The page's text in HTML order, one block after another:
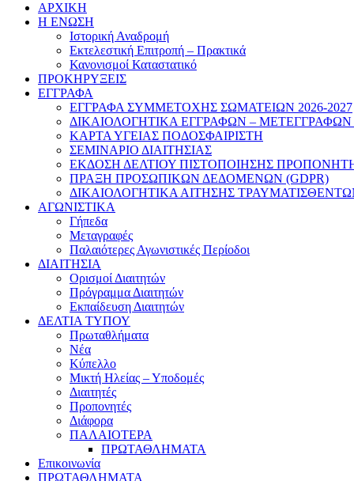
ΑΡΧΙΚΗ
Η ΕΝΩΣΗ
Ιστορική Αναδρομή
Εκτελεστική Επιτροπή – Πρακτικά
Κανονισμοί Καταστατικό
ΠΡΟΚΗΡΥΞΕΙΣ
ΕΓΓΡΑΦΑ
ΕΓΓΡΑΦΑ ΣΥΜΜΕΤΟΧΗΣ ΣΩΜΑΤΕΙΩΝ 2026-2027
ΔΙΚΑΙΟΛΟΓΗΤΙΚΑ ΕΓΓΡΑΦΩΝ –
ΚΑΡΤΑ ΥΓΕΙΑΣ ΠΟΔΟΣΦΑΙΡΙΣΤΗ
ΣΕΜΙΝΑΡΙΟ ΔΙΑΙΤΗΣΙΑΣ
ΕΚΔΟΣΗ ΔΕΛΤΙΟΥ ΠΙΣΤΟΠΟΙΗΣΗΣ
ΠΡΑΞΗ ΠΡΟΣΩΠΙΚΩΝ ΔΕΔΟΜΕΝΩΝ (GDPR)
ΔΙΚΑΙΟΛΟΓΗΤΙΚΑ ΑΙΤΗΣΗΣ
ΑΓΩΝΙΣΤΙΚΑ
Γήπεδα
Μεταγραφές
Παλαιότερες Αγωνιστικές Περίοδοι
ΔΙΑΙΤΗΣΙΑ
Ορισμοί Διαιτητών
Πρόγραμμα Διαιτητών
Εκπαίδευση Διαιτητών
ΔΕΛΤΙΑ ΤΥΠΟΥ
Πρωταθλήματα
Νέα
Κύπελλο
Μικτή Ηλείας – Υποδομές
Διαιτητές
Προπονητές
Διάφορα
ΠΑΛΑΙΟΤΕΡΑ
ΠΡΩΤΑΘΛΗΜΑΤΑ
Επικοινωνία
ΠΡΩΤΑΘΛΗΜΑΤΑ